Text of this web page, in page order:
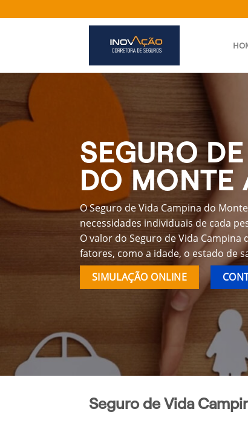
to
SEGURO
DO MONTE
O Seguro de Vida Campina do
necessidades individuais de cada
O valor do Seguro de Vida
fatores, como a idade, o estado de
SIMULAÇÃO ONLINE
Seguro de Vida